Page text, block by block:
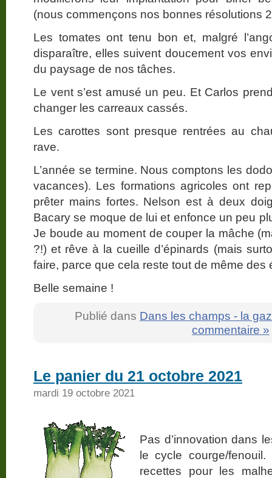
(nous commençons nos bonnes résolutions
Les tomates ont tenu bon et, malgré
disparaître, elles suivent doucement vos
du paysage de nos tâches.
Le vent s’est amusé un peu. Et Carlos
changer les carreaux cassés.
Les carottes sont presque rentrées au
rave.
L’année se termine. Nous comptons les
vacances). Les formations agricoles ont
prêter mains fortes. Nelson est à deux
Bacary se moque de lui et enfonce un peu
Je boude au moment de couper la mâche
?!) et rêve à la cueille d’épinards (mais
faire, parce que cela reste tout de même
Belle semaine !
Publié dans Dans les champs - la
commentaire »
Le panier du 21 octobre 2021
mardi 19 octobre 2021
Pas d’innovation dans
le cycle courge/
recettes pour les